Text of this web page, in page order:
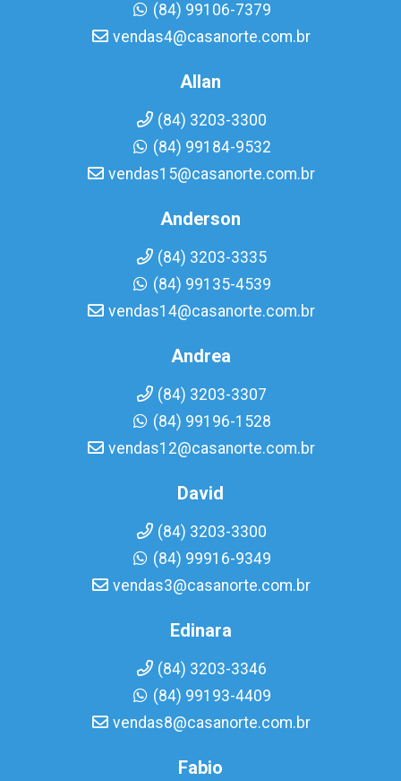
(84) 99106-7379
vendas4@casanorte.com.br
Allan
(84) 3203-3300
(84) 99184-9532
vendas15@casanorte.com.br
Anderson
(84) 3203-3335
(84) 99135-4539
vendas14@casanorte.com.br
Andrea
(84) 3203-3307
(84) 99196-1528
vendas12@casanorte.com.br
David
(84) 3203-3300
(84) 99916-9349
vendas3@casanorte.com.br
Edinara
(84) 3203-3346
(84) 99193-4409
vendas8@casanorte.com.br
Fabio